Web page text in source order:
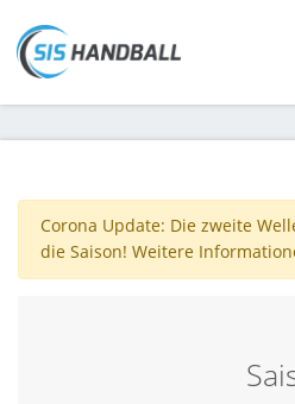
Corona Update: Die zweite
die Saison! Weitere